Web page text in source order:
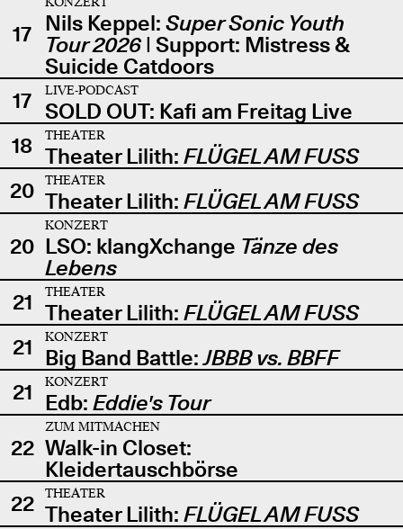
17 Nils Keppel: Super Sonic Youth
Tour 2026| Support: Mistress &
Suicide Catdoors
17
LIVE-PODCAST
SOLD OUT: Kafi am Freitag Live
18
THEATER
Theater Lilith: FLÜGEL AM FUSS
20
THEATER
Theater Lilith: FLÜGEL AM FUSS
20
KONZERT
LSO: klangXchange Tänze des
Lebens
21
THEATER
Theater Lilith: FLÜGEL AM FUSS
21
KONZERT
Big Band Battle:JBBB vs. BBFF
21
KONZERT
Edb: Eddie's Tour
22
ZUM MITMACHEN
Walk-in Closet:
Kleidertauschbörse
22
THEATER
Theater Lilith: FLÜGEL AM FUSS